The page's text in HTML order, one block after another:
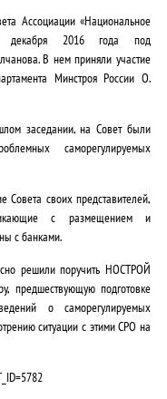
Ассоциации «Национальное
декабря 2016 года под
В нем приняли участие
Минстроя России О.
заседании, на Совет были
саморегулируемых
Совета своих представителей,
с размещением и
с банками.
решили поручить НОСТРОЙ
предшествующую подготовке
о саморегулируемых
ситуации с этими СРО на